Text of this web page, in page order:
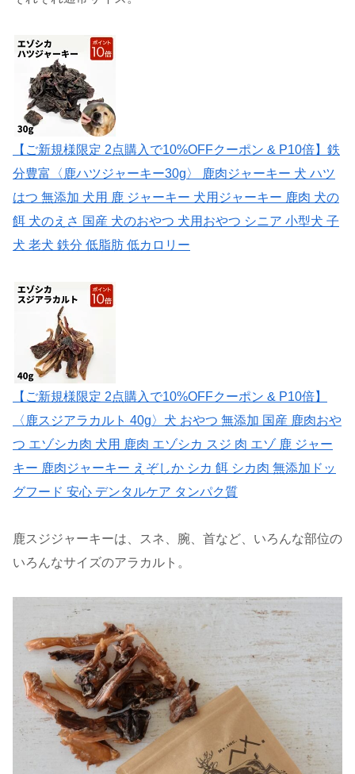
【ご新規様限定 2点購入で10%OFFクーポン & P10倍】鉄
分豊富〈鹿ハツジャーキー30g〉 鹿肉ジャーキー 犬 ハツ
はつ 無添加 犬用 鹿 ジャーキー 犬用ジャーキー 鹿肉 犬の
餌 犬のえさ 国産 犬のおやつ 犬用おやつ シニア 小型犬 子
犬 老犬 鉄分 低脂肪 低カロリー
【ご新規様限定 2点購入で10%OFFクーポン & P10倍】
〈鹿スジアラカルト 40g〉犬 おやつ 無添加 国産 鹿肉おや
つ エゾシカ肉 犬用 鹿肉 エゾシカ スジ 肉 エゾ 鹿 ジャー
キー 鹿肉ジャーキー えぞしか シカ 餌 シカ肉 無添加ドッ
グフード 安心 デンタルケア タンパク質
鹿スジジャーキーは、スネ、腕、首など、いろんな部位の
いろんなサイズのアラカルト。